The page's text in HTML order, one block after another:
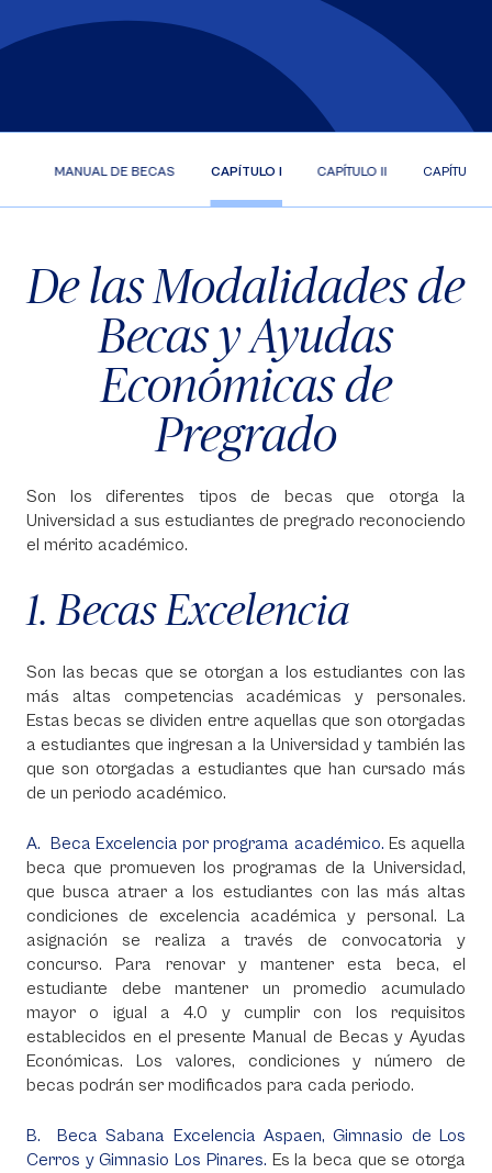
MANUAL DE BECAS CAPÍTULO I CAPÍTULO II CAPÍTULO
De las Modalidades de
Becas y Ayudas
Económicas de
Pregrado
Son los diferentes tipos de becas que otorga la
Universidad a sus estudiantes de pregrado reconociendo
el mérito académico.
1. Becas Excelencia
Son las becas que se otorgan a los estudiantes con las
más altas competencias académicas y personales.
Estas becas se dividen entre aquellas que son otorgadas
a estudiantes que ingresan a la Universidad y también las
que son otorgadas a estudiantes que han cursado más
de un periodo académico.
A. Beca Excelencia por programa académico. Es aquella
beca que promueven los programas de la Universidad,
que busca atraer a los estudiantes con las más altas
condiciones de excelencia académica y personal. La
asignación se realiza a través de convocatoria y
concurso. Para renovar y mantener esta beca, el
estudiante debe mantener un promedio acumulado
mayor o igual a 4.0 y cumplir con los requisitos
establecidos en el presente Manual de Becas y Ayudas
Económicas. Los valores, condiciones y número de
becas podrán ser modificados para cada periodo.
B. Beca Sabana Excelencia Aspaen, Gimnasio de Los
Cerros y Gimnasio Los Pinares. Es la beca que se otorga